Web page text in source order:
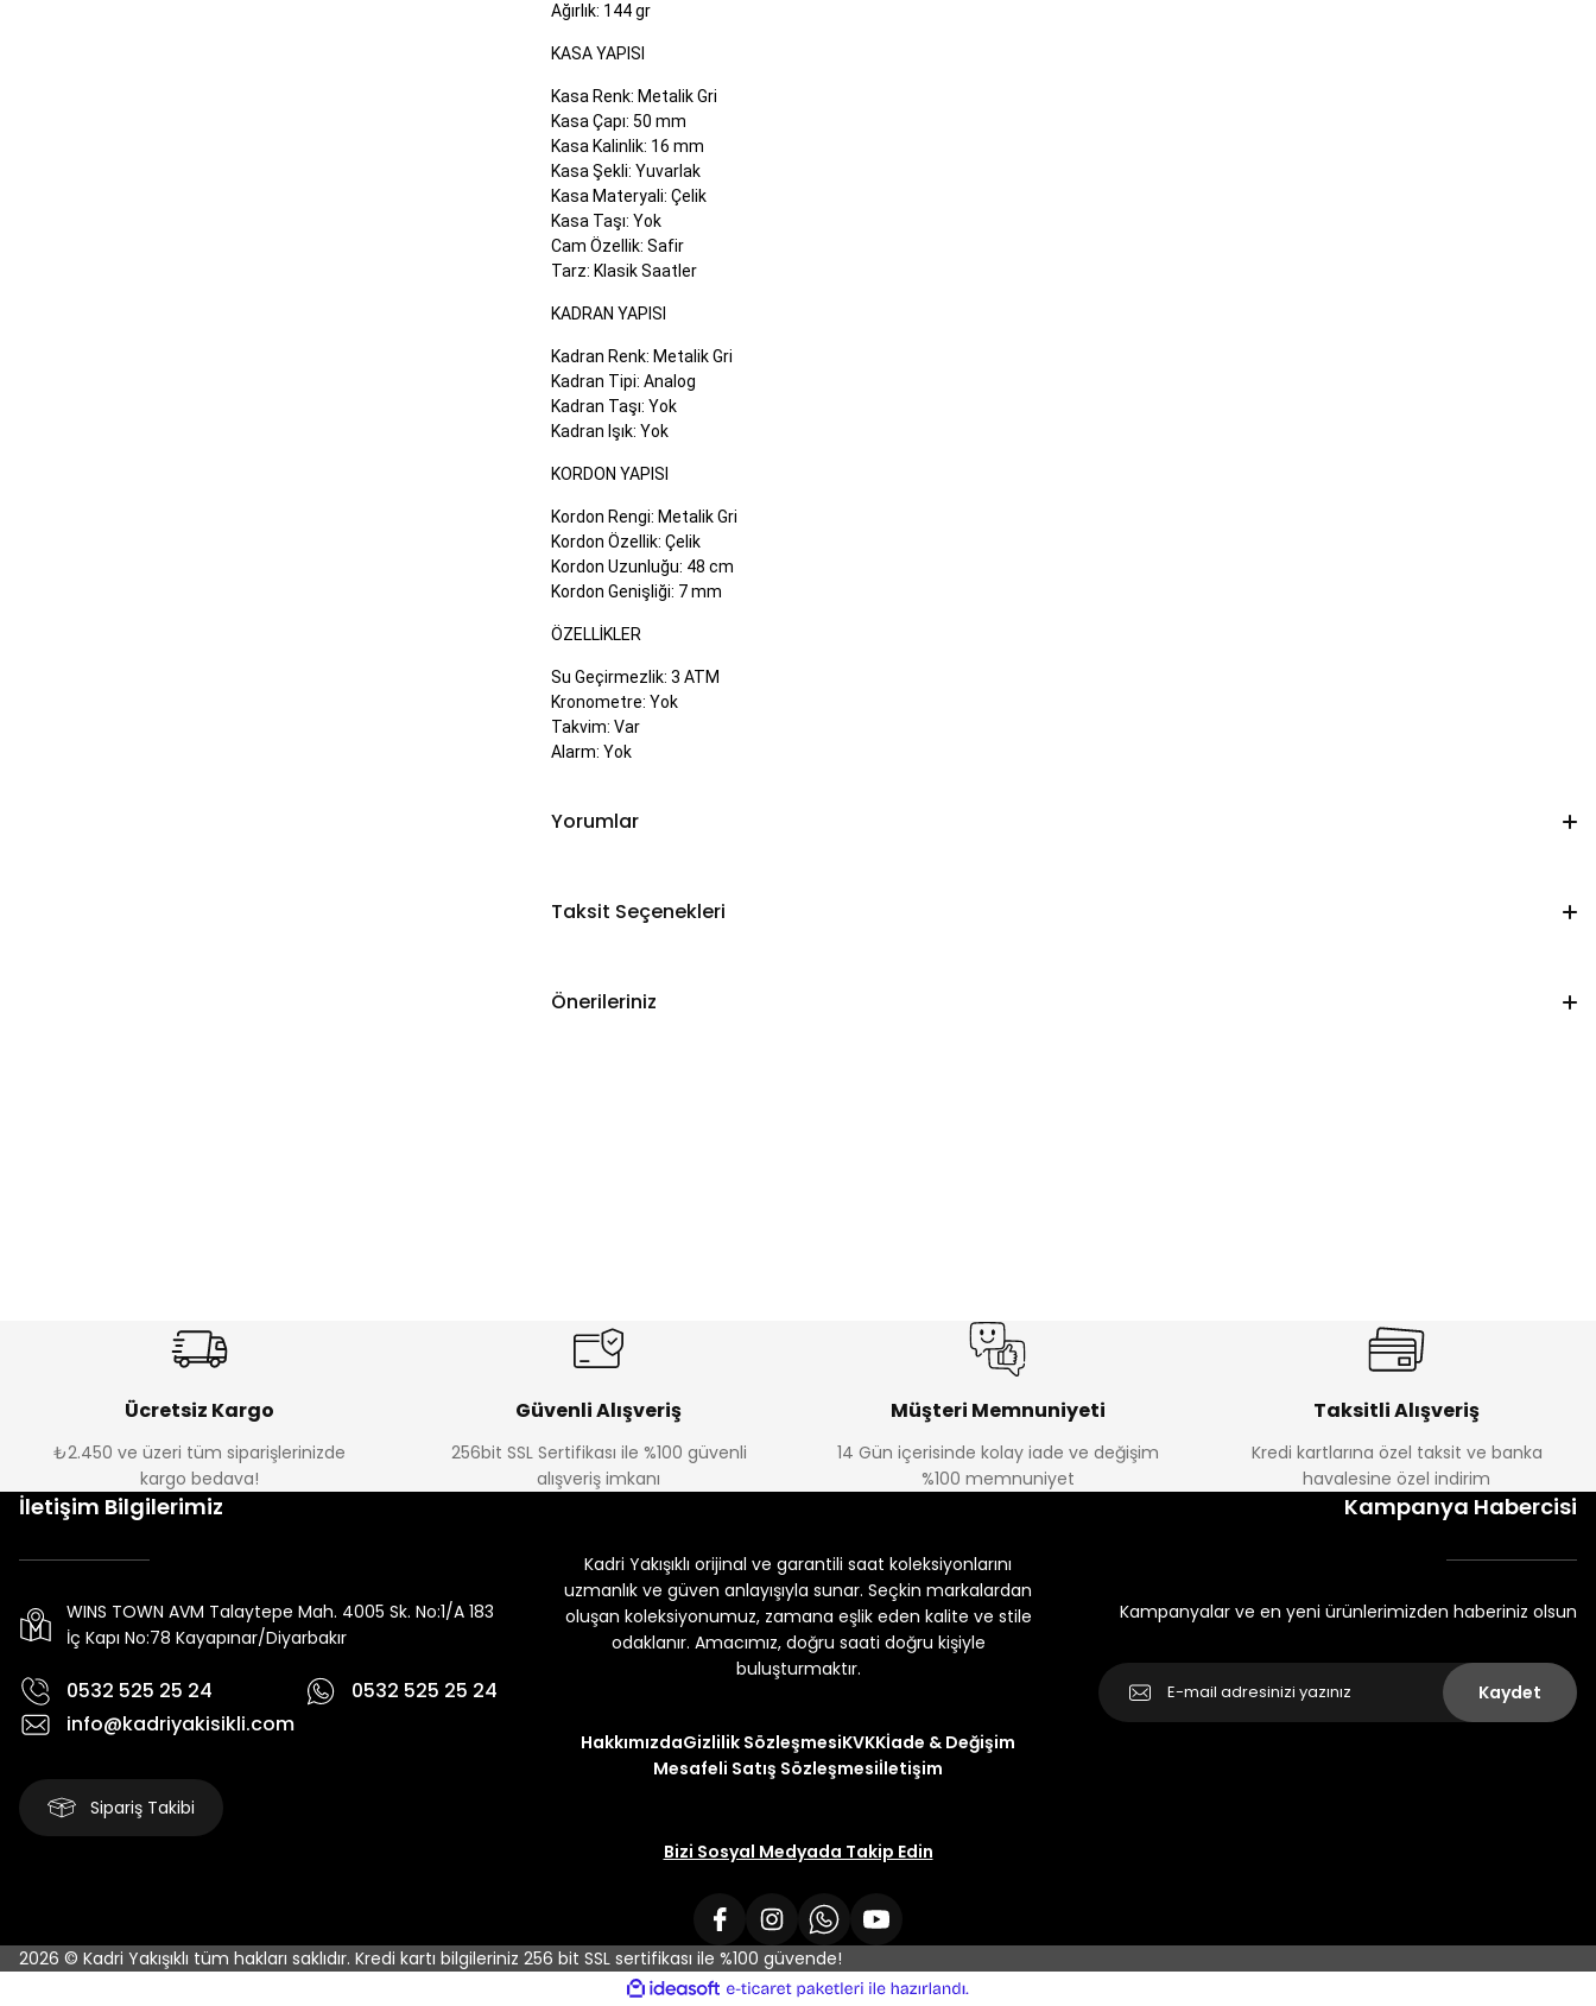
Ağırlık: 144 gr
KASA YAPISI
Kasa Renk: Metalik Gri
Kasa Çapı: 50 mm
Kasa Kalinlik: 16 mm
Kasa Şekli: Yuvarlak
Kasa Materyali: Çelik
Kasa Taşı: Yok
Cam Özellik: Safir
Tarz: Klasik Saatler
KADRAN YAPISI
Kadran Renk: Metalik Gri
Kadran Tipi: Analog
Kadran Taşı: Yok
Kadran Işık: Yok
KORDON YAPISI
Kordon Rengi: Metalik Gri
Kordon Özellik: Çelik
Kordon Uzunluğu: 48 cm
Kordon Genişliği: 7 mm
ÖZELLIKLER
Su Geçirmezlik: 3 ATM
Kronometre: Yok
Takvim: Var
Alarm: Yok
Yorumlar
Taksit Seçenekleri
Önerileriniz
Ücretsiz Kargo
₺2.450 ve üzeri tüm siparişlerinizde
kargo bedava!
Güvenli Alışveriş
256bit SSL Sertifikası ile %100 güvenli
alışveriş imkanı
Müşteri Memnuniyeti
14 Gün içerisinde kolay iade ve değişim
%100 memnuniyet
Taksitli Alışveriş
Kredi kartlarına özel taksit ve banka
havalesine özel indirim
İletişim Bilgilerimiz
WINS TOWN AVM Talaytepe Mah. 4005 Sk. No:1/A 183
İç Kapı No:78 Kayapınar/Diyarbakır
0532 525 25 24
0532 525 25 24
info@kadriyakisikli.com
Sipariş Takibi
Kadri Yakışıklı orijinal ve garantili saat koleksiyonlarını
uzmanlık ve güven anlayışıyla sunar. Seçkin markalardan
oluşan koleksiyonumuz, zamana eşlik eden kalite ve stile
odaklanır. Amacımız, doğru saati doğru kişiyle
buluşturmaktır.
HakkımızdaGizlilik SözleşmesiKVKKİade & Değişim
Mesafeli Satış Sözleşmesiİletişim
Bizi Sosyal Medyada Takip Edin
Kampanya Habercisi
Kampanyalar ve en yeni ürünlerimizden haberiniz olsun
Kaydet
2026 © Kadri Yakışıklı tüm hakları saklıdır. Kredi kartı bilgileriniz 256 bit SSL sertifikası ile %100 güvende!
ideasoft
e-